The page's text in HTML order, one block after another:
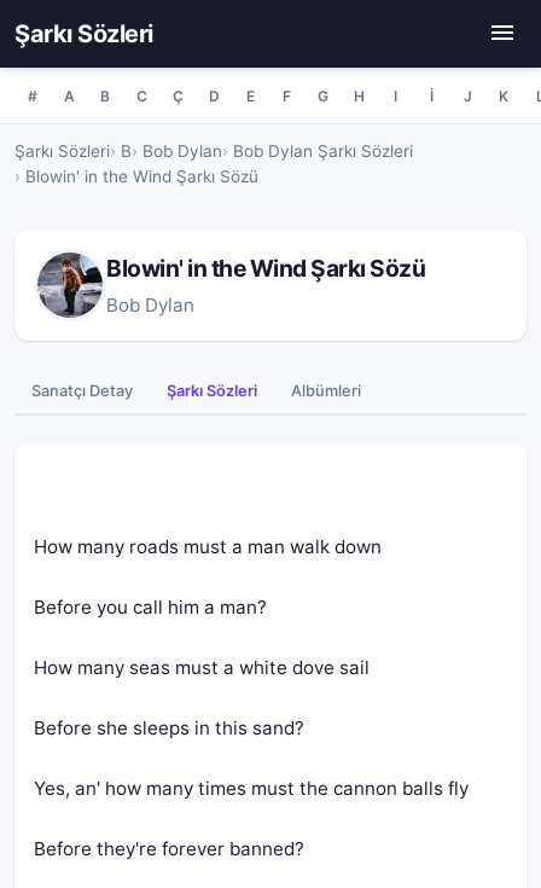
Şarkı Sözleri
# A B C Ç D E F G H I İ J K
Şarkı Sözleri B Bob Dylan
Bob Dylan Şarkı Sözleri
Blowin' in the Wind Şarkı Sözü
Blowin' in the Wind Şarkı Sözü
Bob Dylan
Sanatçı Detay Şarkı Sözleri Albümleri
How many roads must a man walk down
Before you call him a man?
How many seas must a white dove sail
Before she sleeps in this sand?
Yes, an' how many times must the cannon balls fly
Before they're forever banned?